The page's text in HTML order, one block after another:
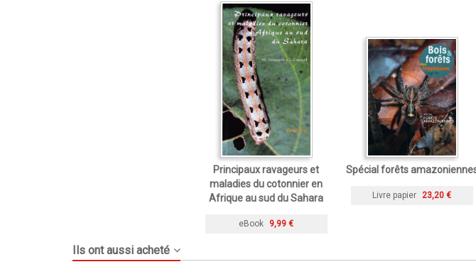
Principaux ravageurs et
maladies du cotonnier en
Afrique au sud du Sahara
eBook 9,99 €
Spécial forêts
Livre papier 23,20 €
Ils ont aussi acheté